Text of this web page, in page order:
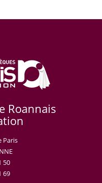
Roannais
Paris
50
69